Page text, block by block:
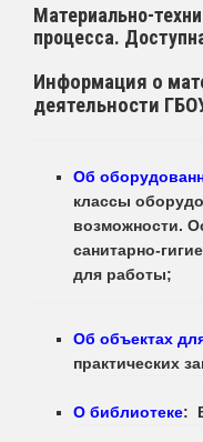
Материально-
процесса.
Информация о
деятельности
Об
классы
возможности.
санитарно-
для работы;
Об объектах
практических
О библиотеке: